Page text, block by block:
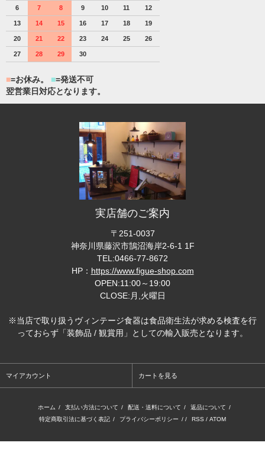
6 7 8 9 10 11 12
13 14 15 16 17 18 19
20 21 22 23 24 25 26
27 28 29 30
■=お休み。 ■=発送不可
翌営業日対応となります。
実店舗のご案内
〒251-0037
神奈川県藤沢市鵠沼海岸2-6-1 1F
TEL:0466-77-8672
HP： https://www.figue-shop.com
OPEN:11:00～19:00
CLOSE:月,火曜日
※当店で取り扱うヴィンテージ食器は食品衛生法が求める検査を行
っておらず「装飾品 / 観賞用」としての輸入販売となります。
マイアカウント カートを見る
ホーム / 支払い方法について / 配送・送料について / 返品について /
特定商取引法に基づく表記 / プライバシーポリシー / / RSS / ATOM